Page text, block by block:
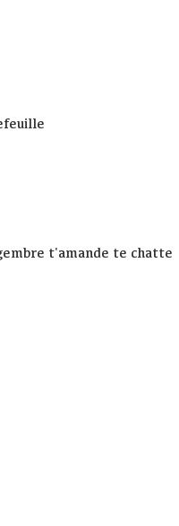
t'amande te chatte